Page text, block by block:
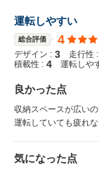
運転しやすい
総合評価 4
デザイン : 3 走行性 :
積載性 : 4 運転しや
良かった点
収納スペースが広い
運転していても疲れな
気になった点